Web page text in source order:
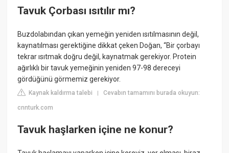
Tavuk Çorbası ısıtılır mı?
Buzdolabından çıkan yemeğin yeniden ısıtılmasının değil,
kaynatılması gerektiğine dikkat çeken Doğan, “Bir çorbayı
tekrar ısıtmak doğru değil, kaynatmak gerekiyor. Protein
ağırlıklı bir tavuk yemeğinin yeniden 97-98 dereceyi
gördüğünü görmemiz gerekiyor.
Kaynak kaldırma talebi |Cevabın tamamını burada okuyun:
cnnturk.com
Tavuk haşlarken içine ne konur?